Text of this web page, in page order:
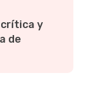
crítica y
de